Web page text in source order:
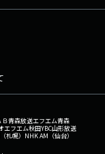
Ｂ青森放送エフエム青森
エフエム秋田YBC山形放送
札幌） NHK AM（仙台）